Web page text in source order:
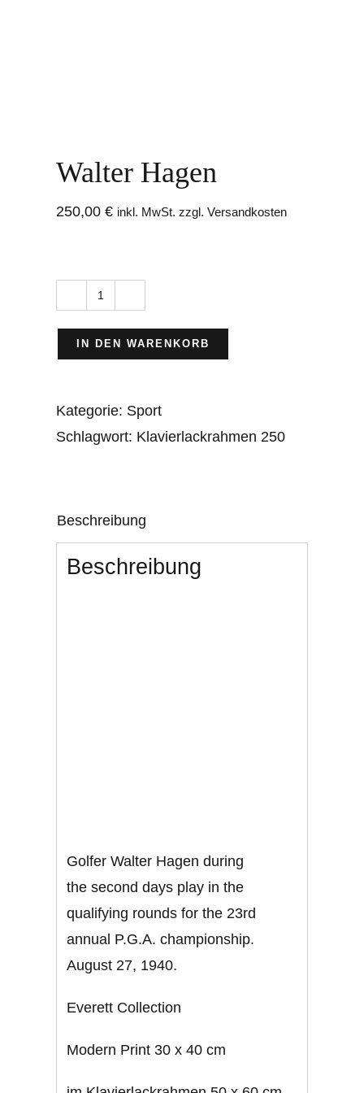
Walter Hagen
250,00 € inkl. MwSt. zzgl. Versandkosten
Walter
Hagen
Menge
IN DEN WARENKORB
Kategorie: Sport
Schlagwort: Klavierlackrahmen 250
Beschreibung
Beschreibung
Golfer Walter Hagen during
the second days play in the
qualifying rounds for the 23rd
annual P.G.A. championship.
August 27, 1940.
Everett Collection
Modern Print 30 x 40 cm